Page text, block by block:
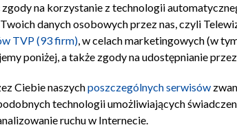
na korzystanie z technologii
danych osobowych przez nas, czyli
TVP (93 firm), w celach marketingowych (w
poniżej, a także zgody na udostępnianie
Ciebie naszychposzczególnych serwisów
technologii umożliwiających
ruchu w Internecie.